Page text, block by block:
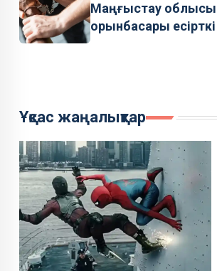
Маңғыстау
орынбасары
Ұқсас жаңалықтар